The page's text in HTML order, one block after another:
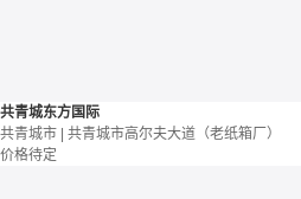
共青城东方国际
共青城市 | 共青城市高尔夫大道（老纸箱厂）
价格待定